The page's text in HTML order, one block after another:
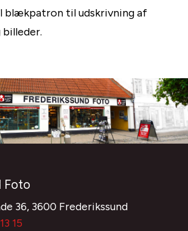
blækpatron til udskrivning af
Foto
36, 3600 Frederikssund
15